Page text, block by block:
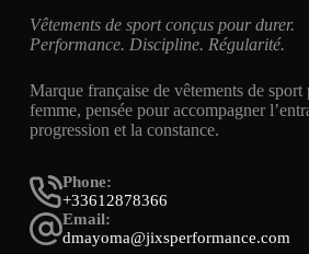
Vêtements de sport conçus pour durer.
Performance. Discipline. Régularité.
Marque française de vêtements de sport
femme, pensée pour accompagner
progression et la constance.
Phone:
+33612878366
Email:
dmayoma@jixsperformance.com